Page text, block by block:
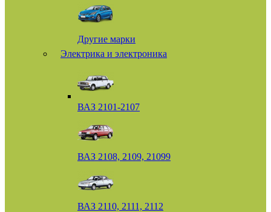
Другие марки
Электрика и электроника
ВАЗ 2101-2107
ВАЗ 2108, 2109, 21099
ВАЗ 2110, 2111, 2112